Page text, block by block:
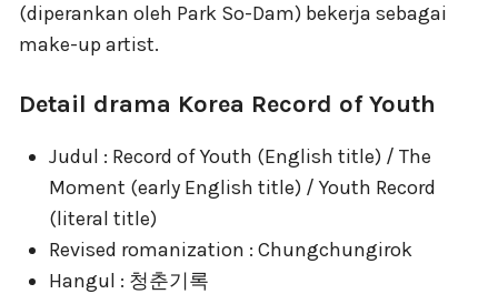
(diperankan oleh Park So-Dam) bekerja sebagai
make-up artist.
Detail drama Korea Record of Youth
Judul : Record of Youth (English title) / The
Moment (early English title) / Youth Record
(literal title)
Revised romanization : Chungchungirok
Hangul : 청춘기록